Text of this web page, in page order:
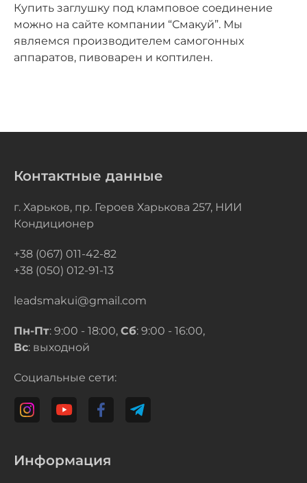
Купить заглушку под кламповое соединение
можно на сайте компании “Смакуй”. Мы
являемся производителем самогонных
аппаратов, пивоварен и коптилен.
Контактные данные
г. Харьков, пр. Героев Харькова 257, НИИ
Кондиционер
+38 (067) 011-42-82
+38 (050) 012-91-13
leadsmakui@gmail.com
Пн-Пт: 9:00 - 18:00, Сб: 9:00 - 16:00,
Вс: выходной
Социальные сети:
Информация